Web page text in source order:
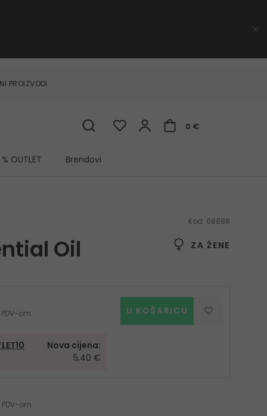
PROIZVODI
0 €
% OUTLET Brendovi
Kod: 68888
Oil ZA ŽENE
om
U KOŠARICU
Nova cijena:
5,40 €
om